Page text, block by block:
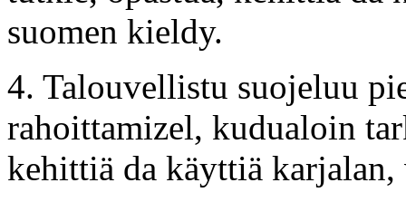
suomen kieldy.
4. Talouvellistu suojeluu
rahoittamizel, kudualoin
kehittiä da käyttiä karjalan,